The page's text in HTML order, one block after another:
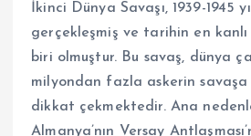
İkinci Dünya Savaşı, 1939-1945
gerçekleşmiş ve tarihin en kanlı
biri olmuştur. Bu savaş, dünya
milyondan fazla askerin savaşa
dikkat çekmektedir. Ana
Almanya’nın Versay